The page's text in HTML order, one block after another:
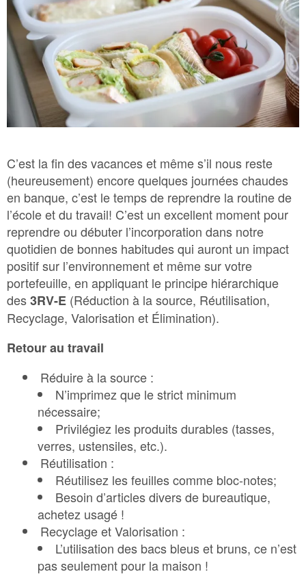
Bac Brun – Matières organiques
Bac Vert – Déchets
Plastique agricole
C’est la fin des vacances et même s’il nous reste
(heureusement) encore quelques journées chaudes
en banque, c’est le temps de reprendre la routine de
l’école et du travail! C’est un excellent moment pour
reprendre ou débuter l’incorporation dans notre
quotidien de bonnes habitudes qui auront un impact
positif sur l’environnement et même sur votre
portefeuille, en appliquant le principe hiérarchique
des3RV-E (Réduction à la source, Réutilisation,
Recyclage, Valorisation et Élimination).
Retour au travail
Réduire à la source :
N’imprimez que le strict minimum
nécessaire;
Privilégiez les produits durables (tasses,
verres, ustensiles, etc.).
Réutilisation :
Réutilisez les feuilles comme bloc-notes;
Besoin d’articles divers de bureautique,
achetez usagé !
Recyclage et Valorisation :
L’utilisation des bacs bleus et bruns, ce n’est
pas seulement pour la maison !